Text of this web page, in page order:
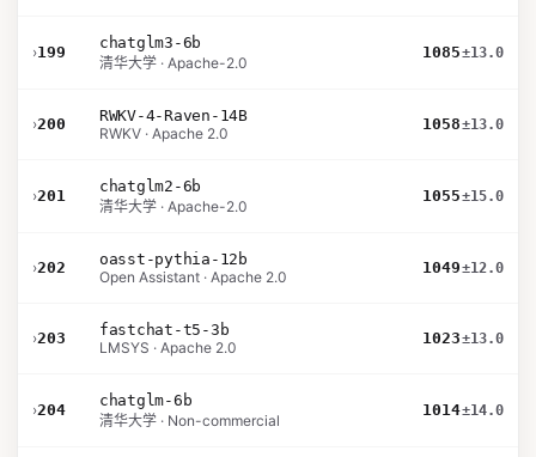
›199
chatglm3-6b
清华大学 · Apache-2.0
1085±13.0
›200
RWKV-4-Raven-14B
RWKV · Apache 2.0
1058±13.0
›201
chatglm2-6b
清华大学 · Apache-2.0
1055±15.0
›202
oasst-pythia-12b
Open Assistant · Apache 2.0
1049±12.0
›203
fastchat-t5-3b
LMSYS · Apache 2.0
1023±13.0
›204
chatglm-6b
清华大学 · Non-commercial
1014±14.0